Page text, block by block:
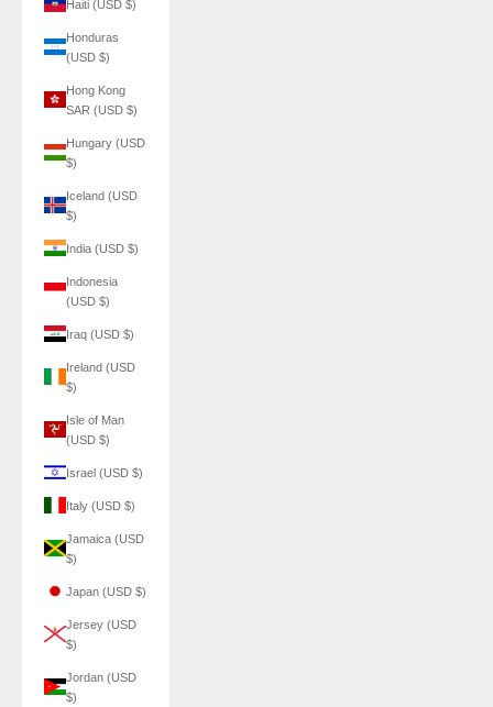
Haiti (USD $)
Honduras
(USD $)
Hong Kong
SAR (USD $)
Hungary (USD
$)
Iceland (USD
$)
India (USD $)
Indonesia
(USD $)
Iraq (USD $)
Ireland (USD
$)
Isle of Man
(USD $)
Israel (USD $)
Italy (USD $)
Jamaica (USD
$)
Japan (USD $)
Jersey (USD
$)
Jordan (USD
$)